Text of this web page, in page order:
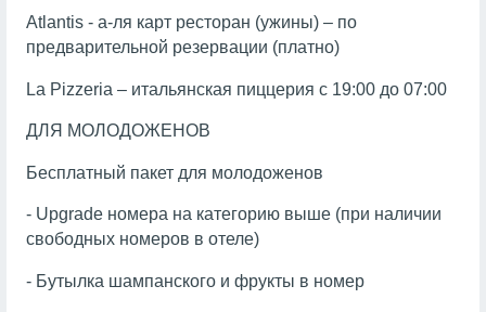
Atlantis - а-ля карт ресторан (ужины) – по
предварительной резервации (платно)
La Pizzeria – итальянская пиццерия с 19:00 до 07:00
ДЛЯ МОЛОДОЖЕНОВ
Бесплатный пакет для молодоженов
- Upgrade номера на категорию выше (при наличии
свободных номеров в отеле)
- Бутылка шампанского и фрукты в номер